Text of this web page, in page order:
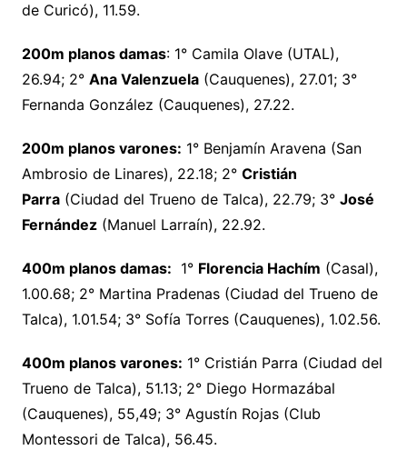
de Curicó), 11.59.
200m planos damas: 1° Camila Olave (UTAL),
26.94; 2° Ana Valenzuela(Cauquenes), 27.01; 3°
Fernanda González (Cauquenes), 27.22.
200m planos varones: 1° Benjamín Aravena (San
Ambrosio de Linares), 22.18; 2° Cristián
Parra(Ciudad del Trueno de Talca), 22.79; 3° José
Fernández(Manuel Larraín), 22.92.
400m planos damas: 1° Florencia Hachím (Casal),
1.00.68; 2° Martina Pradenas (Ciudad del Trueno de
Talca), 1.01.54; 3° Sofía Torres (Cauquenes), 1.02.56.
400m planos varones: 1° Cristián Parra (Ciudad del
Trueno de Talca), 51.13; 2° Diego Hormazábal
(Cauquenes), 55,49; 3° Agustín Rojas (Club
Montessori de Talca), 56.45.